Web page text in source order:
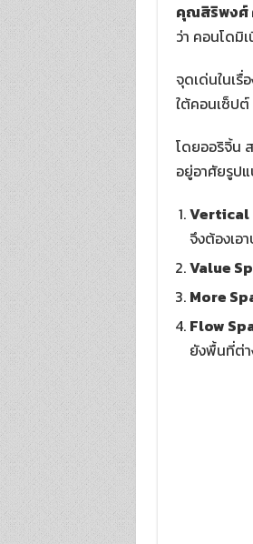
คุณสิริพงศ์
ว่า คอนโดมิ
จุดเด่นในเ
ใต้คอนเซ็ป
โดยออริจิ้น
อยู่อาศัยรูป
Vertical
จึงต้องเอ
Value
More
Flow
ยังพื้นที่ต่